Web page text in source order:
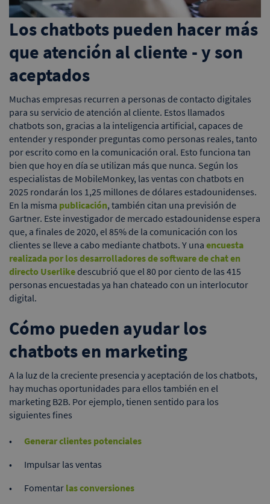
Los chatbots pueden hacer más
que atención al cliente - y son
aceptados
Muchas empresas recurren a personas de contacto digitales
para su servicio de atención al cliente. Estos llamados
chatbots son, gracias a la inteligencia artificial, capaces de
entender y responder preguntas como personas reales, tanto
por escrito como en la comunicación oral. Esto funciona tan
bien que hoy en día se utilizan más que nunca. Según los
especialistas de MobileMonkey, las ventas con chatbots en
2025 rondarán los 1,25 millones de dólares estadounidenses.
En la misma publicación, también citan una previsión de
Gartner. Este investigador de mercado estadounidense espera
que, a finales de 2020, el 85% de la comunicación con los
clientes se lleve a cabo mediante chatbots. Y una encuesta
realizada por los desarrolladores de software de chat en
directo Userlikedescubrió que el 80 por ciento de las 415
personas encuestadas ya han chateado con un interlocutor
digital.
Cómo pueden ayudar los
chatbots en marketing
A la luz de la creciente presencia y aceptación de los chatbots,
hay muchas oportunidades para ellos también en el
marketing B2B. Por ejemplo, tienen sentido para los
siguientes fines
Generar clientes potenciales
Impulsar las ventas
Fomentar las conversiones